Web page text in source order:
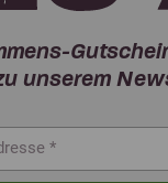
unserem